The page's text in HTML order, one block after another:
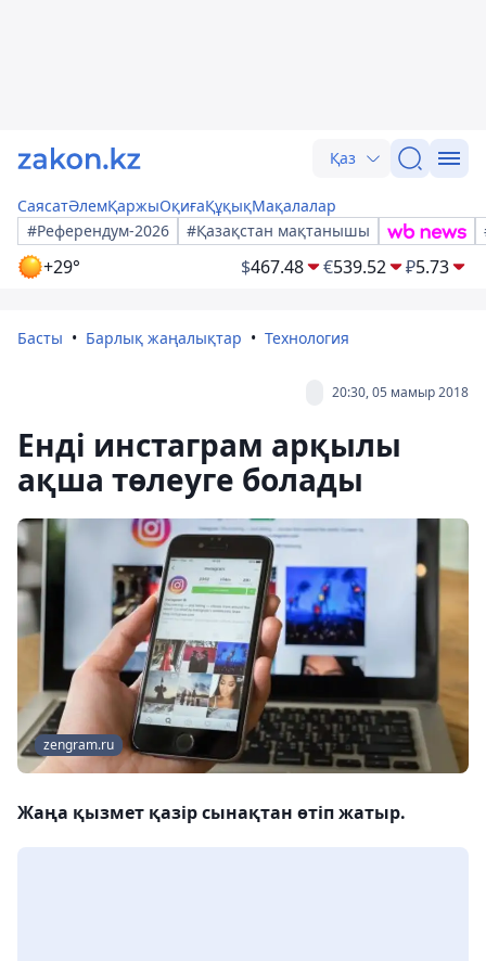
Қаз
СаясатӘлемҚаржыОқиғаҚұқықМақалалар
#Референдум-2026
#Қазақстан мақтанышы
+29° $467.48 €539.52 ₽5.73
Басты Барлық жаңалықтар Технология
20:30, 05 мамыр 2018
Енді инстаграм арқылы
ақша төлеуге болады
zengram.ru
Жаңа қызмет қазір сынақтан өтіп жатыр.